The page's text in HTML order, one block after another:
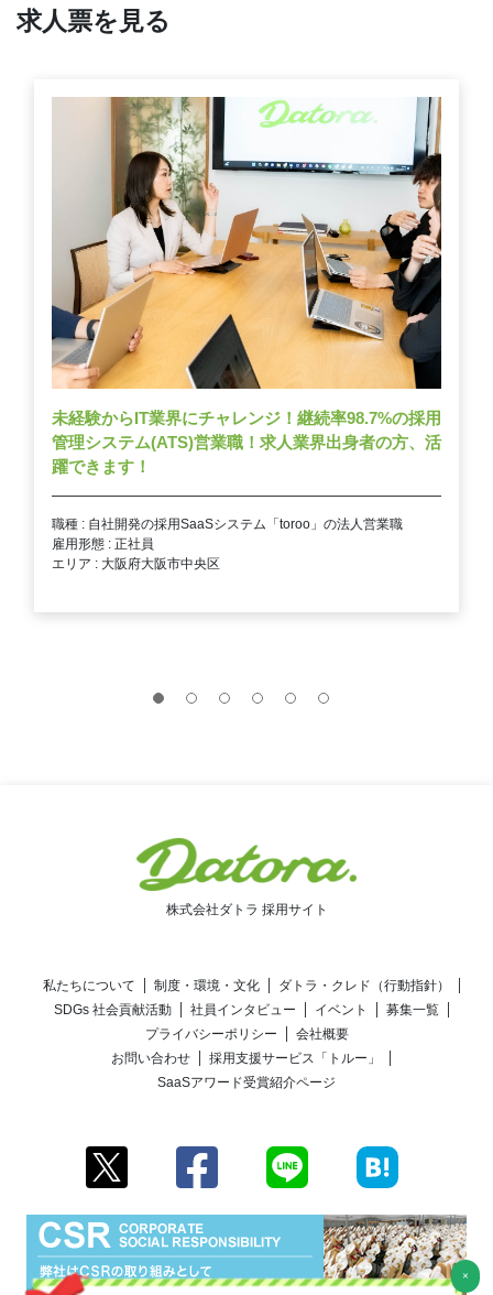
求人票を見る
未経験からIT業界にチャレンジ！継続率98.7%の採用
管理システム(ATS)営業職！求人業界出身者の方、活
躍できます！
職種 : 自社開発の採用SaaSシステム「toroo」の法人営業職
雇用形態 : 正社員
エリア : 大阪府大阪市中央区
株式会社ダトラ 採用サイト
私たちについて 制度・環境・文化
ダトラ・クレド（行動指針）
SDGs 社会貢献活動
社員インタビュー イベント
募集一覧
プライバシーポリシー
会社概要
お問い合わせ
採用支援サービス「トルー」
SaaSアワード受賞紹介ページ
×